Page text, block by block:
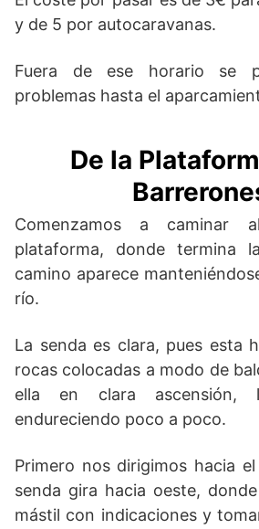
y de 5 por autocaravanas.
Fuera de ese horario se
problemas hasta el
De la
Comenzamos a
plataforma, donde termina
camino aparece
río.
La senda es clara, pues esta
rocas colocadas a modo de
ella en clara
endureciendo poco a poco.
Primero nos dirigimos hacia
senda gira hacia oeste,
mástil con indicaciones y